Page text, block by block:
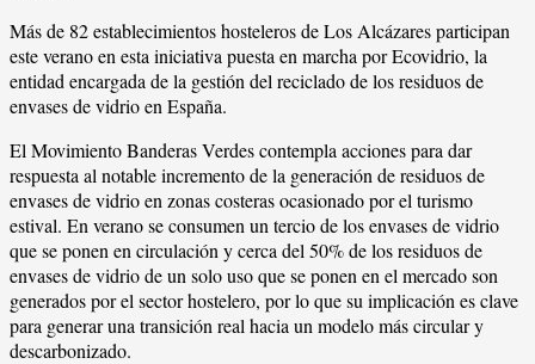
Más de 82 establecimientos hosteleros de Los Alcázares participan
este verano en esta iniciativa puesta en marcha por Ecovidrio, la
entidad encargada de la gestión del reciclado de los residuos de
envases de vidrio en España.
El Movimiento Banderas Verdes contempla acciones para dar
respuesta al notable incremento de la generación de residuos de
envases de vidrio en zonas costeras ocasionado por el turismo
estival. En verano se consumen un tercio de los envases de vidrio
que se ponen en circulación y cerca del 50% de los residuos de
envases de vidrio de un solo uso que se ponen en el mercado son
generados por el sector hostelero, por lo que su implicación es clave
para generar una transición real hacia un modelo más circular y
descarbonizado.